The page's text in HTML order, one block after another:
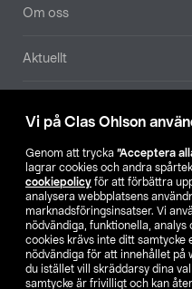
Vi på Clas Ohlson
Genom att trycka ”Acceptera
lagrar cookies och andra
cookiepolicy för att förbättra
analysera webbplatsens
marknadsföringsinsatser. Vi
nödvändiga, funktionella,
cookies krävs inte ditt samtycke
nödvändiga för att innehållet på
du istället vill skräddarsy dina
samtycke är frivilligt och kan
Om oss
Aktuellt
SE